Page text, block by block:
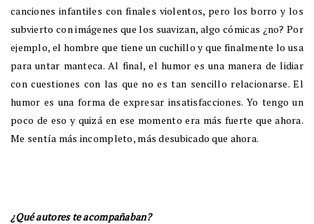
canciones infantiles con finales violentos, pero los borro y los
subvierto con imágenes que los suavizan, algo cómicas ¿no? Por
ejemplo, el hombre que tiene un cuchillo y que finalmente lo usa
para untar manteca. Al final, el humor es una manera de lidiar
con cuestiones con las que no es tan sencillo relacionarse. El
humor es una forma de expresar insatisfacciones. Yo tengo un
poco de eso y quizá en ese momento era más fuerte que ahora.
Me sentía más incompleto, más desubicado que ahora.
¿Qué autores te acompañaban?